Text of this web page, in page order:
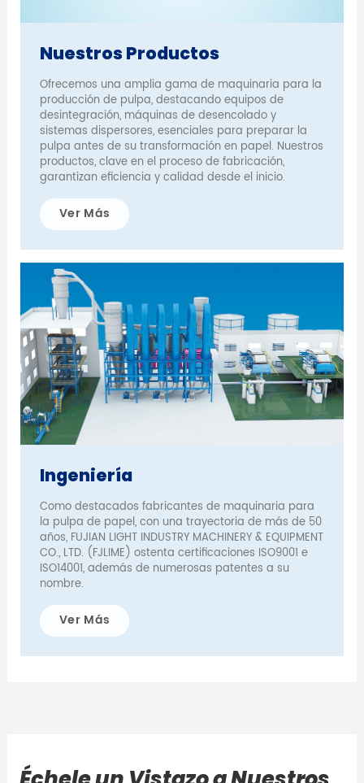
Nuestros Productos
Ofrecemos una amplia gama de maquinaria para la
producción de pulpa, destacando equipos de
desintegración, máquinas de desencolado y
sistemas dispersores, esenciales para preparar la
pulpa antes de su transformación en papel. Nuestros
productos, clave en el proceso de fabricación,
garantizan eficiencia y calidad desde el inicio.
Ver Más
Ingeniería
Como destacados fabricantes de maquinaria para
la pulpa de papel, con una trayectoria de más de 50
años, FUJIAN LIGHT INDUSTRY MACHINERY & EQUIPMENT
CO., LTD. (FJLIME) ostenta certificaciones ISO9001 e
ISO14001, además de numerosas patentes a su
nombre.
Ver Más